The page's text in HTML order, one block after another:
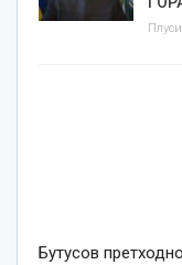
Бутусов